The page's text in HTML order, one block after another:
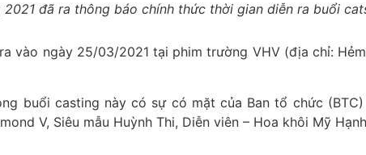
đã ra thông báo chính thức thời gian diễn ra buổi
vào ngày 25/03/2021 tại phim trường VHV (địa chỉ:
buổi casting này có sự có mặt của Ban tổ chức
V, Siêu mẫu Huỳnh Thi, Diễn viên – Hoa khôi Mỹ